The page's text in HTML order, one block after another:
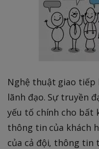
Nghệ thuật giao tiếp
lãnh đạo. Sự truyền
yếu tố chính cho bất
thông tin của khách
của cả đội, thông tin